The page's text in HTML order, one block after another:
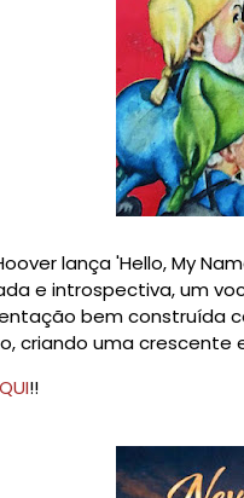
lança 'Hello, My
e introspectiva, um
bem construída
criando uma crescente
!!